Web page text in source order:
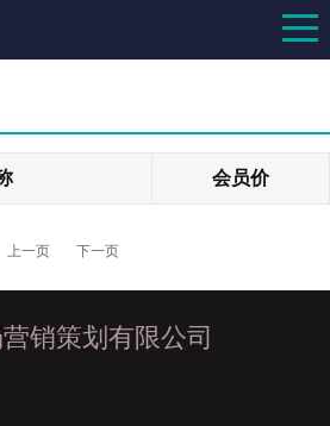
会员价
上一页 下一页
销策划有限公司